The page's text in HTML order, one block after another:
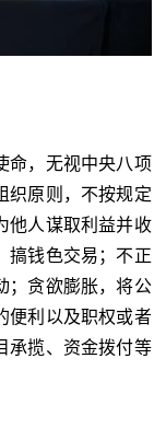
命，无视中央八项
织原则，不按规定
他人谋取利益并收
搞钱色交易；不正
；贪欲膨胀，将公
便利以及职权或者
承揽、资金拨付等